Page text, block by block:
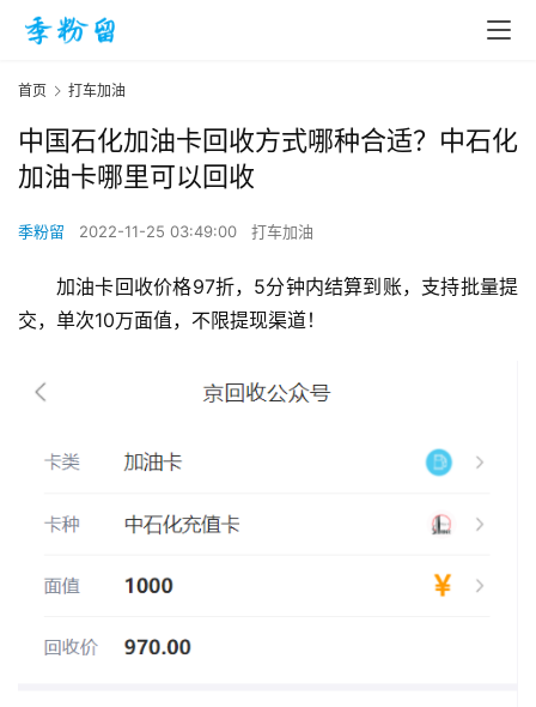
首页 打车加油
中国石化加油卡回收方式哪种合适？中石化
加油卡哪里可以回收
季粉留 2022-11-25 03:49:00 打车加油
加油卡回收价格97折，5分钟内结算到账，支持批量提
交，单次10万面值，不限提现渠道！